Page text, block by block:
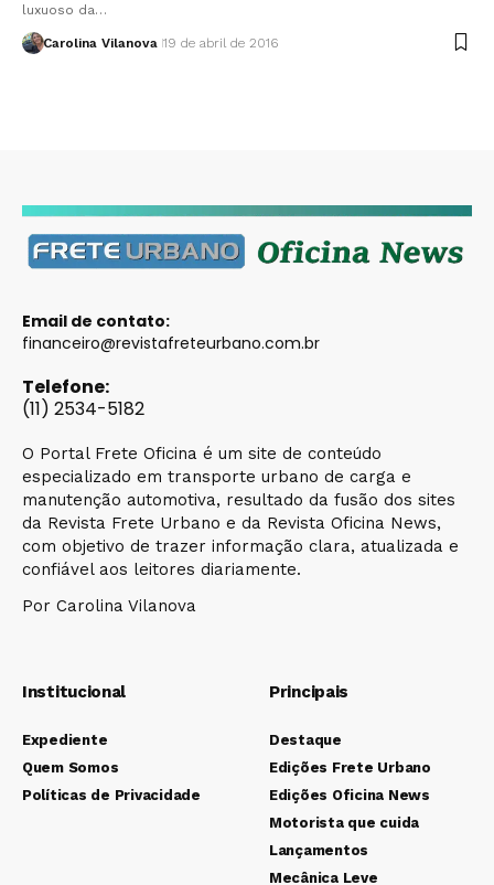
luxuoso da…
Carolina Vilanova 19 de abril de 2016
Email de contato:
financeiro@revistafreteurbano.com.br
Telefone:
(11) 2534-5182
O Portal Frete Oficina é um site de conteúdo
especializado em transporte urbano de carga e
manutenção automotiva, resultado da fusão dos sites
da Revista Frete Urbano e da Revista Oficina News,
com objetivo de trazer informação clara, atualizada e
confiável aos leitores diariamente.
Por Carolina Vilanova
Institucional
Expediente
Quem Somos
Políticas de Privacidade
Principais
Destaque
Edições Frete Urbano
Edições Oficina News
Motorista que cuida
Lançamentos
Mecânica Leve